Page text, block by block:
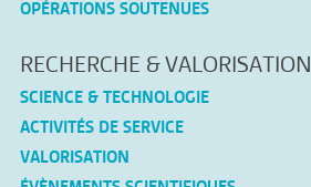
OPÉRATIONS SOUTENUES
RECHERCHE & VALORISATION
SCIENCE & TECHNOLOGIE
ACTIVITÉS DE SERVICE
VALORISATION